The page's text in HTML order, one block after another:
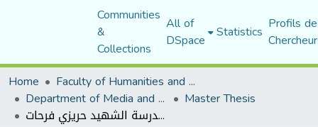
Communities
&
Collections
All of
DSpace Statistics Profils
Home
Faculty of Humanities and Social Sciences
Department of Media and Communication Studies Master Thesis
المشرف التربوي في المدرسة الابتدائية "اليد المرافقة..." ربورتاج مصور بمدرسة الشهيد حريزي فرحات